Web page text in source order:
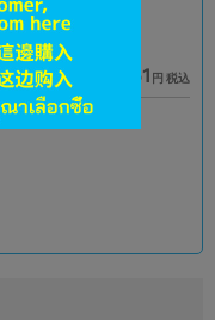
在庫あり 3,051 円 税込